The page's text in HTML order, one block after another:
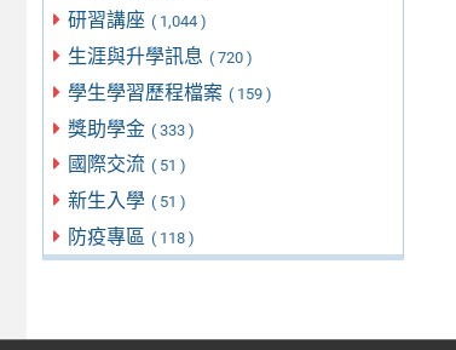
研習講座 ( 1,044 )
生涯與升學訊息 ( 720 )
學生學習歷程檔案 ( 159 )
獎助學金 ( 333 )
國際交流 ( 51 )
新生入學 ( 51 )
防疫專區 ( 118 )